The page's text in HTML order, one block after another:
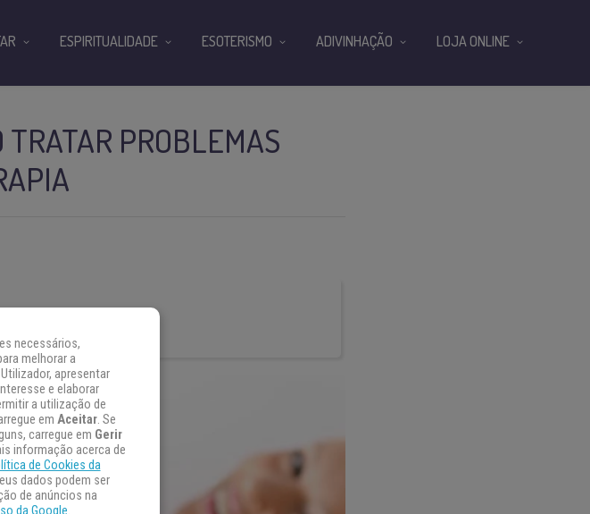
TRATAR PROBLEMAS
ESPIRITUALIDADE ESOTERISMO ADIVINHAÇÃO LOJA ONLINE
necessários,
melhorar a
apresentar
e elaborar
a utilização de
em Aceitar. Se
carregue em Gerir
informação acerca de
de Cookies da
dados podem ser
de anúncios na